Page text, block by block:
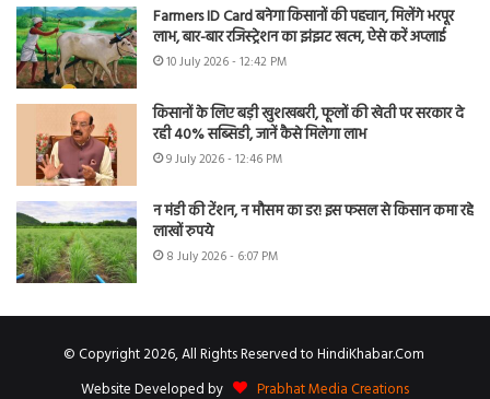
Farmers ID Card बनेगा किसानों की पहचान, मिलेंगे भरपूर
लाभ, बार-बार रजिस्ट्रेशन का झंझट खत्म, ऐसे करें अप्लाई
10 July 2026 - 12:42 PM
किसानों के लिए बड़ी खुशखबरी, फूलों की खेती पर सरकार दे
रही 40% सब्सिडी, जानें कैसे मिलेगा लाभ
9 July 2026 - 12:46 PM
न मंडी की टेंशन, न मौसम का डर! इस फसल से किसान कमा रहे
लाखों रुपये
8 July 2026 - 6:07 PM
© Copyright 2026, All Rights Reserved to HindiKhabar.Com
Website Developed by
Prabhat Media Creations